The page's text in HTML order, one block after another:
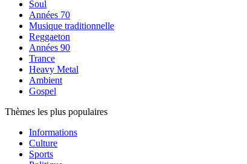
Soul
Années 70
Musique traditionnelle
Reggaeton
Années 90
Trance
Heavy Metal
Ambient
Gospel
Thèmes les plus populaires
Informations
Culture
Sports